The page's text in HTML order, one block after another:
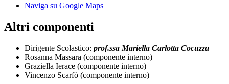
Naviga su Google Maps
Altri componenti
Dirigente Scolastico: prof.ssa Mariella Carlotta Cocuzza
Rosanna Massara (componente interno)
Graziella Ierace (componente interno)
Vincenzo Scarfò (componente interno)